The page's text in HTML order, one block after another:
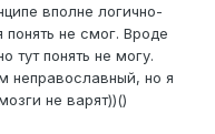
вполне логично-
понять не смог. Вроде
тут понять не могу.
неправославный, но я
не варят))()